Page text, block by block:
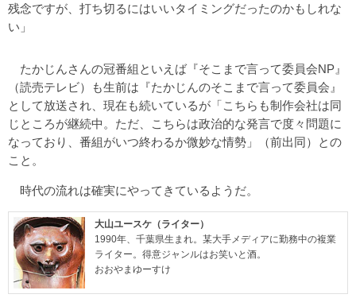
残念ですが、打ち切るにはいいタイミングだったのかもしれな
い」
たかじんさんの冠番組といえば『そこまで言って委員会NP』
（読売テレビ）も生前は『たかじんのそこまで言って委員会』
として放送され、現在も続いているが「こちらも制作会社は同
じところが継続中。ただ、こちらは政治的な発言で度々問題に
なっており、番組がいつ終わるか微妙な情勢」（前出同）との
こと。
時代の流れは確実にやってきているようだ。
大山ユースケ（ライター）
1990年、千葉県生まれ。某大手メディアに勤務中の複業
ライター。得意ジャンルはお笑いと酒。
おおやまゆーすけ